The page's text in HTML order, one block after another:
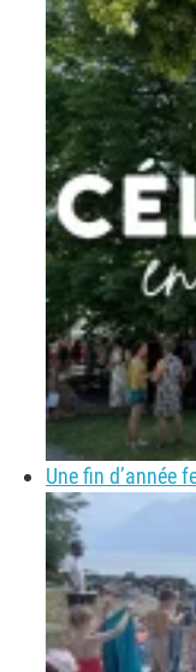
Une fin d’année